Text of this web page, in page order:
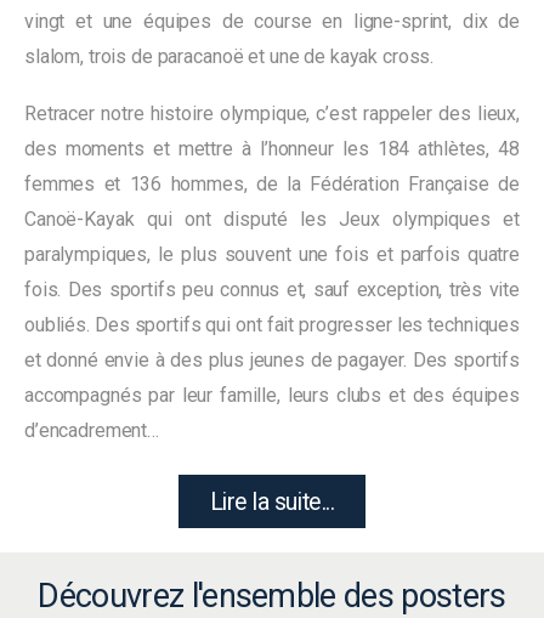
vingt et une équipes de course en ligne-sprint, dix de
slalom, trois de paracanoë et une de kayak cross.
Retracer notre histoire olympique, c’est rappeler des lieux,
des moments et mettre à l’honneur les 184 athlètes, 48
femmes et 136 hommes, de la Fédération Française de
Canoë-Kayak qui ont disputé les Jeux olympiques et
paralympiques, le plus souvent une fois et parfois quatre
fois. Des sportifs peu connus et, sauf exception, très vite
oubliés. Des sportifs qui ont fait progresser les techniques
et donné envie à des plus jeunes de pagayer. Des sportifs
accompagnés par leur famille, leurs clubs et des équipes
d’encadrement…
Lire la suite...
Découvrez l'ensemble des posters